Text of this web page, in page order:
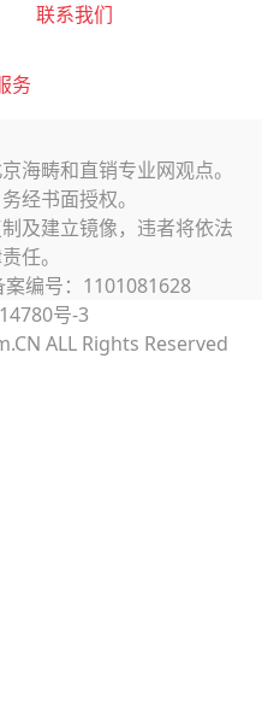
联系我们
务
海畴和直销专业网观点。
经书面授权。
及建立镜像，违者将依法
任。
编号：1101081628
号-3
ALL Rights Reserved